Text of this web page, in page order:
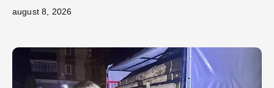
august 8, 2026